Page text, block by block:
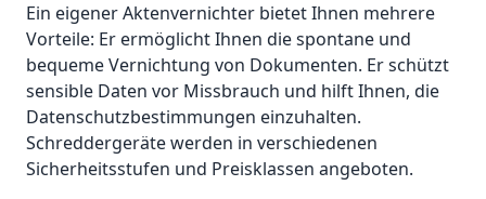
Ein eigener Aktenvernichter bietet Ihnen mehrere
Vorteile: Er ermöglicht Ihnen die spontane und
bequeme Vernichtung von Dokumenten. Er schützt
sensible Daten vor Missbrauch und hilft Ihnen, die
Datenschutzbestimmungen einzuhalten.
Schreddergeräte werden in verschiedenen
Sicherheitsstufen und Preisklassen angeboten.